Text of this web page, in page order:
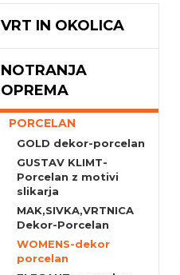
VRT IN OKOLICA
NOTRANJA
OPREMA
PORCELAN
GOLD dekor-porcelan
GUSTAV KLIMT-
Porcelan z motivi
slikarja
MAK,SIVKA,VRTNICA
Dekor-Porcelan
WOMENS-dekor
porcelan